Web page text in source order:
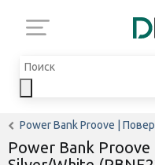
Power Bank Proove |
Power Bank